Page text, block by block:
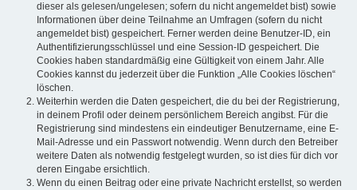
dieser als gelesen/ungelesen; sofern du nicht angemeldet bist) sowie
Informationen über deine Teilnahme an Umfragen (sofern du nicht
angemeldet bist) gespeichert. Ferner werden deine Benutzer-ID, ein
Authentifizierungsschlüssel und eine Session-ID gespeichert. Die
Cookies haben standardmäßig eine Gültigkeit von einem Jahr. Alle
Cookies kannst du jederzeit über die Funktion „Alle Cookies löschen“
löschen.
Weiterhin werden die Daten gespeichert, die du bei der Registrierung,
in deinem Profil oder deinem persönlichem Bereich angibst. Für die
Registrierung sind mindestens ein eindeutiger Benutzername, eine E-
Mail-Adresse und ein Passwort notwendig. Wenn durch den Betreiber
weitere Daten als notwendig festgelegt wurden, so ist dies für dich vor
deren Eingabe ersichtlich.
Wenn du einen Beitrag oder eine private Nachricht erstellst, so werden